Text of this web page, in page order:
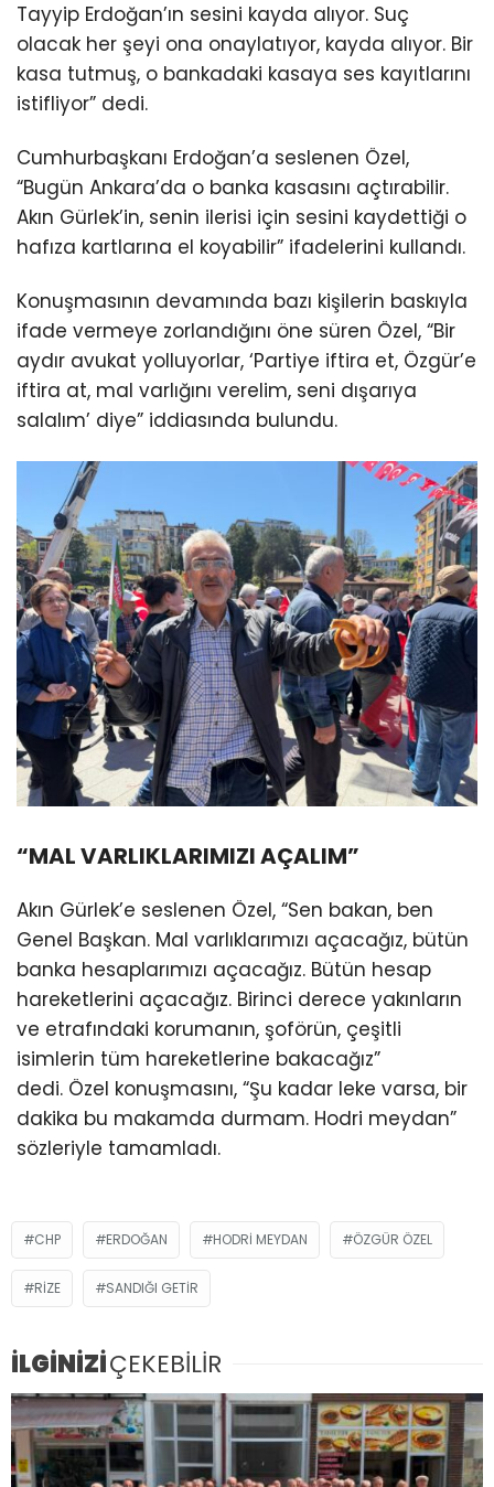
Tayyip Erdoğan’ın sesini kayda alıyor. Suç
olacak her şeyi ona onaylatıyor, kayda alıyor. Bir
kasa tutmuş, o bankadaki kasaya ses kayıtlarını
istifliyor” dedi.
Cumhurbaşkanı Erdoğan’a seslenen Özel,
“Bugün Ankara’da o banka kasasını açtırabilir.
Akın Gürlek’in, senin ilerisi için sesini kaydettiği o
hafıza kartlarına el koyabilir” ifadelerini kullandı.
Konuşmasının devamında bazı kişilerin baskıyla
ifade vermeye zorlandığını öne süren Özel, “Bir
aydır avukat yolluyorlar, ‘Partiye iftira et, Özgür’e
iftira at, mal varlığını verelim, seni dışarıya
salalım’ diye” iddiasında bulundu.
“MAL VARLIKLARIMIZI AÇALIM”
Akın Gürlek’e seslenen Özel, “Sen bakan, ben
Genel Başkan. Mal varlıklarımızı açacağız, bütün
banka hesaplarımızı açacağız. Bütün hesap
hareketlerini açacağız. Birinci derece yakınların
ve etrafındaki korumanın, şoförün, çeşitli
isimlerin tüm hareketlerine bakacağız”
dedi. Özel konuşmasını, “Şu kadar leke varsa, bir
dakika bu makamda durmam. Hodri meydan”
sözleriyle tamamladı.
CHP ERDOĞAN HODRI MEYDAN ÖZGÜR ÖZEL
RIZE SANDIĞI GETIR
İLGİNİZİÇEKEBİLİR